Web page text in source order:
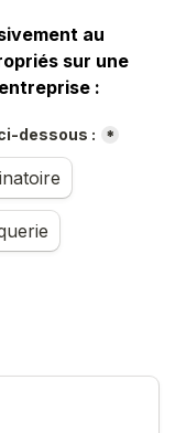
au
sur une
:
dessous : *